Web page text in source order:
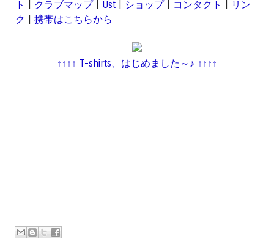
ト
クラブマップ| Ust ショップ| コンタクト
リン
ク
携帯はこちらから
↑↑↑↑ T-shirts、はじめました～♪ ↑↑↑↑